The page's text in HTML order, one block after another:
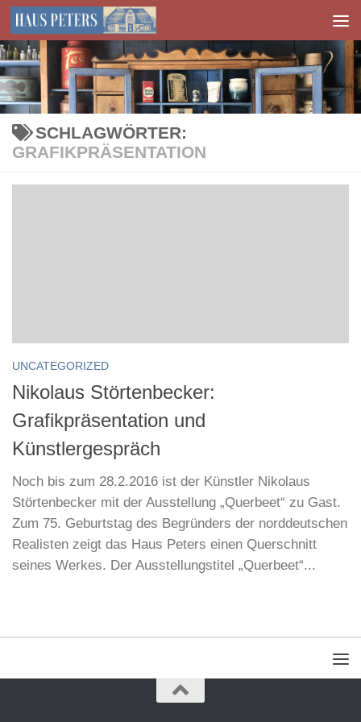
Zum Inhalt springen
SCHLAGWÖRTER:
GRAFIKPRÄSENTATION
UNCATEGORIZED
Nikolaus Störtenbecker:
Grafikpräsentation und
Künstlergespräch
Noch bis zum 28.2.2016 ist der Künstler Nikolaus
Störtenbecker mit der Ausstellung „Querbeet“ zu Gast.
Zum 75. Geburtstag des Begründers der norddeutschen
Realisten zeigt das Haus Peters einen Querschnitt
seines Werkes. Der Ausstellungstitel „Querbeet“...